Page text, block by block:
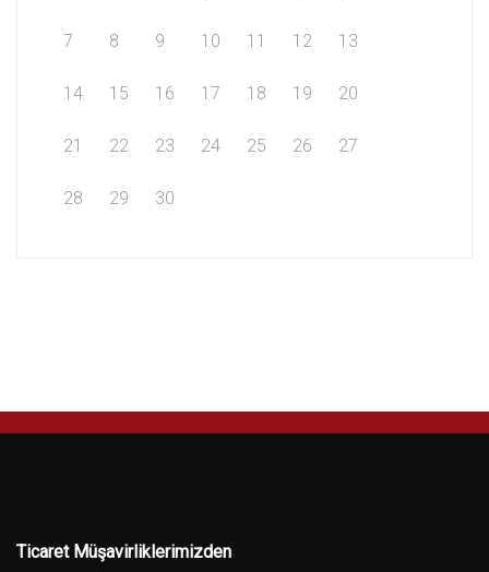
7 8 9 10 11 12 13
14 15 16 17 18 19 20
21 22 23 24 25 26 27
28 29 30
Ticaret Müşavirliklerimizden